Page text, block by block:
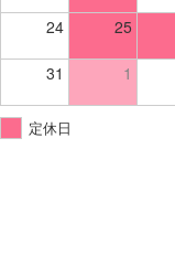
24 25
31 1
定休日